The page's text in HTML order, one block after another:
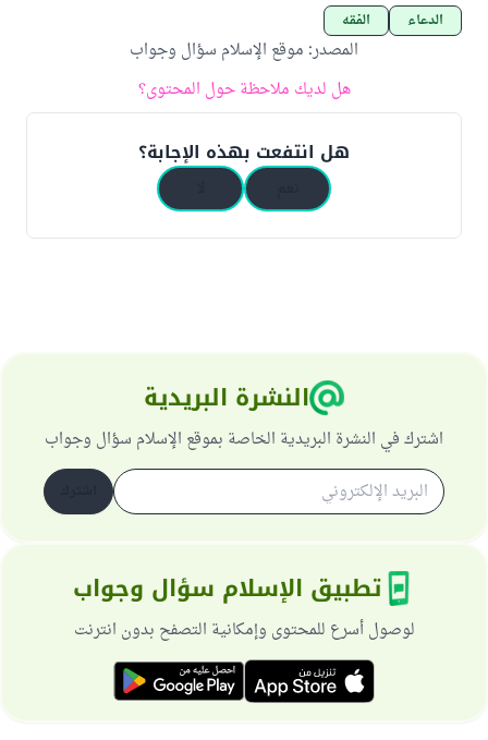
الدعاء الفقه
المصدر: موقع الإسلام سؤال وجواب
هل لديك ملاحظة حول المحتوى؟
هل انتفعت بهذه الإجابة؟
النشرة البريدية
اشترك في النشرة البريدية الخاصة بموقع الإسلام سؤال وجواب
تطبيق الإسلام سؤال وجواب
لوصول أسرع للمحتوى وإمكانية التصفح بدون انترنت